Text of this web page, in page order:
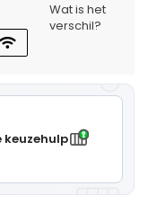
Wat is het
verschil?
keuzehulp